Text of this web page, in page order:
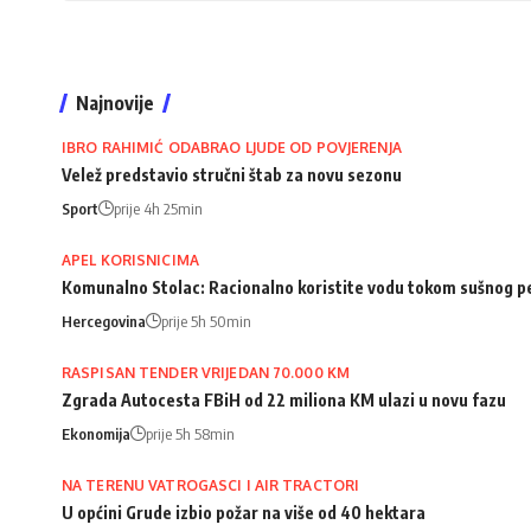
Najnovije
IBRO RAHIMIĆ ODABRAO LJUDE OD POVJERENJA
Velež predstavio stručni štab za novu sezonu
Sport prije 4h 25min
APEL KORISNICIMA
Komunalno Stolac: Racionalno koristite vodu tokom sušnog
Hercegovina prije 5h 50min
RASPISAN TENDER VRIJEDAN 70.000 KM
Zgrada Autocesta FBiH od 22 miliona KM ulazi u novu fazu
Ekonomija prije 5h 58min
NA TERENU VATROGASCI I AIR TRACTORI
U općini Grude izbio požar na više od 40 hektara